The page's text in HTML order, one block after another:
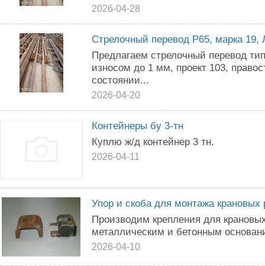
2026-04-28
Стрелочный перевод Р65, марка
Предлагаем стрелочный перевод
износом до 1 мм, проект 103,
состоянии...
2026-04-20
Контейнеры бу 3-тн
Куплю ж/д контейнер 3 тн.
2026-04-11
Упор и скоба для монтажа крановых
Производим крепления для
металлическим и бетонным
2026-04-10